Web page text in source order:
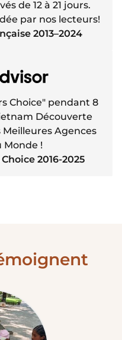
de 12 à 21 jours.
par nos lecteurs!
2013–2024
Choice" pendant 8
Découverte
Meilleures Agences
Monde !
2016-2025